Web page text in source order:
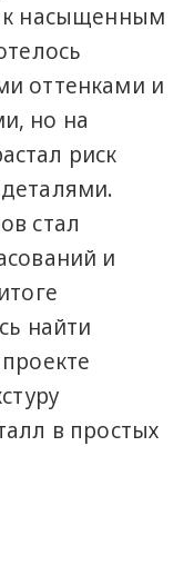
к насыщенным
оттенками и
но на
риск
стал
и
найти
в простых